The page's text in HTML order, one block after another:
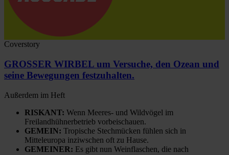
Coverstory
GROSSER WIRBEL um Versuche, den Ozean und
seine Bewegungen festzuhalten.
Außerdem im Heft
RISKANT: Wenn Meeres- und Wildvögel im
Freilandhühnerbetrieb vorbeischauen.
GEMEIN: Tropische Stechmücken fühlen sich in
Mitteleuropa inziwschen oft zu Hause.
GEMEINER: Es gibt nun Weinflaschen, die nach